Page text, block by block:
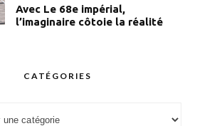
Avec Le 68e impérial,
l’imaginaire côtoie la réalité
CATÉGORIES